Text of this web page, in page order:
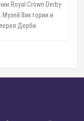
Royal Crown Derby
Виктории и
Дерби.